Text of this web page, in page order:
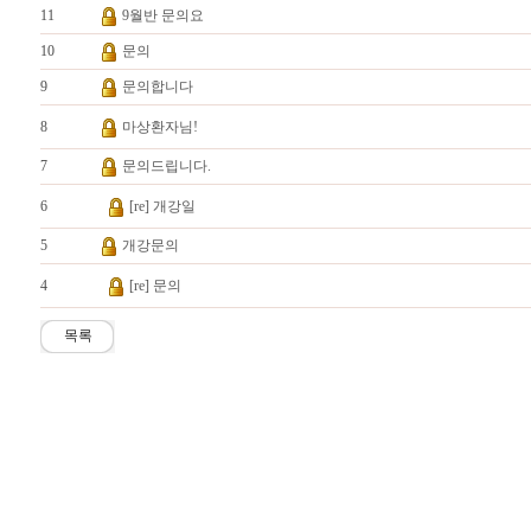
11 9월반 문의요
10 문의
9 문의합니다
8 마상환자님!
7 문의드립니다.
6 [re] 개강일
5 개강문의
4 [re] 문의
목록